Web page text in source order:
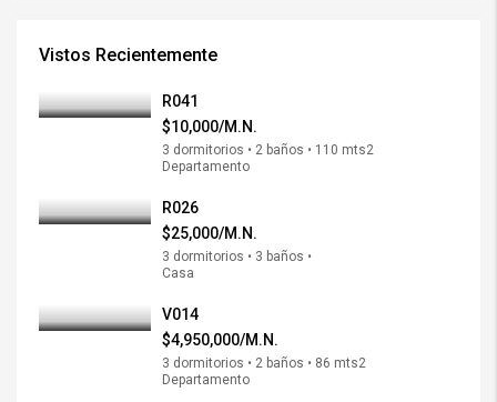
Vistos Recientemente
R041
$10,000/M.N.
3 dormitorios • 2 baños • 110 mts2
Departamento
R026
$25,000/M.N.
3 dormitorios • 3 baños •
Casa
V014
$4,950,000/M.N.
3 dormitorios • 2 baños • 86 mts2
Departamento